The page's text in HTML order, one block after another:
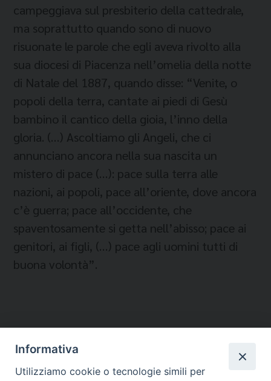
campeggiava sul presbiterio della cattedrale,
ma soprattutto quando sono di nuovo
risuonate le parole che egli aveva rivolto alla
sua diocesi di Piacenza nell’omelia della notte
di Natale del 1887, quando disse: “Venite, o
popoli della terra, cantate ai piedi di Gesù
bambino il cantico della gioia, l’inno della
gloria. (…) Ascoltiamo gli Angeli, che ci
annunciano ancora nella sua nascita un
mistero di pace (…): pace sulla terra alle
nazioni, ai popoli, pace all’oriente, dove ancora
c’è guerra; pace all’occidente, che
spaventosamente si getta nell’abisso; pace ai
genitori, ai figli, (…) pace agli uomini tutti di
buona volontà”.
Temi:
Informativa
Utilizziamo cookie o tecnologie simili per